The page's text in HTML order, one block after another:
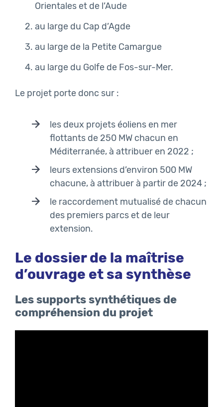
Orientales et de l’Aude
au large du Cap d’Agde
au large de la Petite Camargue
au large du Golfe de Fos-sur-Mer.
Le projet porte donc sur :
les deux projets éoliens en mer
flottants de 250 MW chacun en
Méditerranée, à attribuer en 2022 ;
leurs extensions d’environ 500 MW
chacune, à attribuer à partir de 2024 ;
le raccordement mutualisé de chacun
des premiers parcs et de leur
extension.
Le dossier de la maîtrise
d’ouvrage et sa synthèse
Les supports synthétiques de
compréhension du projet